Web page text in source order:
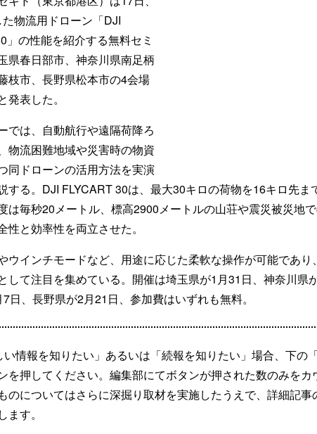
物流用ドローン「DJI
」の性能を紹介する無料セミ
県春日部市、神奈川県南足柄
枝市、長野県松本市の4会場
発表した。
では、自動航行や遠隔荷降ろ
物流困難地域や災害時の物資
同ドローンの活用方法を実演
する。DJI FLYCART 30は、最大30キロの荷物を16キロ先ま
は毎秒20メートル、標高2900メートルの山荘や震災被災地
性と効率性を両立させた。
ウインチモードなど、用途に応じた柔軟な操作が可能であり
して注目を集めている。開催は埼玉県が1月31日、神奈川県が
日、長野県が2月21日、参加費はいずれも無料。
情報を知りたい」あるいは「続報を知りたい」場合、下の
を押してください。編集部にてボタンが押された数のみをカ
のについてはさらに深掘り取材を実施したうえで、詳細記事
す。